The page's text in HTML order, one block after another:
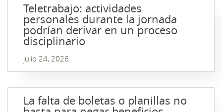
Teletrabajo: actividades
personales durante la jornada
podrían derivar en un proceso
disciplinario
julio 24, 2026
La falta de boletas o planillas no